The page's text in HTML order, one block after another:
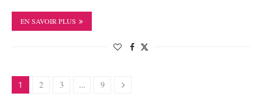
EN SAVOIR PLUS
1 2 3 … 9